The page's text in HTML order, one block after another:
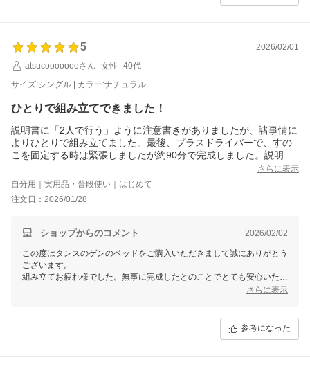
5
2026/02/01
atsucoooooooさん
女性
40代
サイズ:シングル | カラー:ナチュラル
ひとりで組み立てできました！
説明書に「2人で行う」ように注意書きがありましたが、諸事情に
よりひとりで組み立てました。最後、プラスドライバーで、すの
こを固定する時は緊張しましたが約90分で完成しました。説明書
さらに表示
自分用｜実用品・普段使い｜はじめて
注文日：2026/01/28
ショップからのコメント 2026/02/02
この度はタンスのゲンのベッドをご購入いただきまして誠にありがとう
ございます。
組み立てお疲れ様でした。無事に完成したとのことでとても安心いたし
ビスの向上に努めてまいりますのでまた機会がありましたら当店をご利
さらに表示
参考になった